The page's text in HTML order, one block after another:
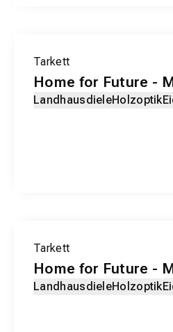
EXKLUSIV-PRODUKT
Tarkett
Home for Future -
LandhausdieleHolzoptik
EXKLUSIV-PRODUKT
Tarkett
Home for Future -
LandhausdieleHolzoptik